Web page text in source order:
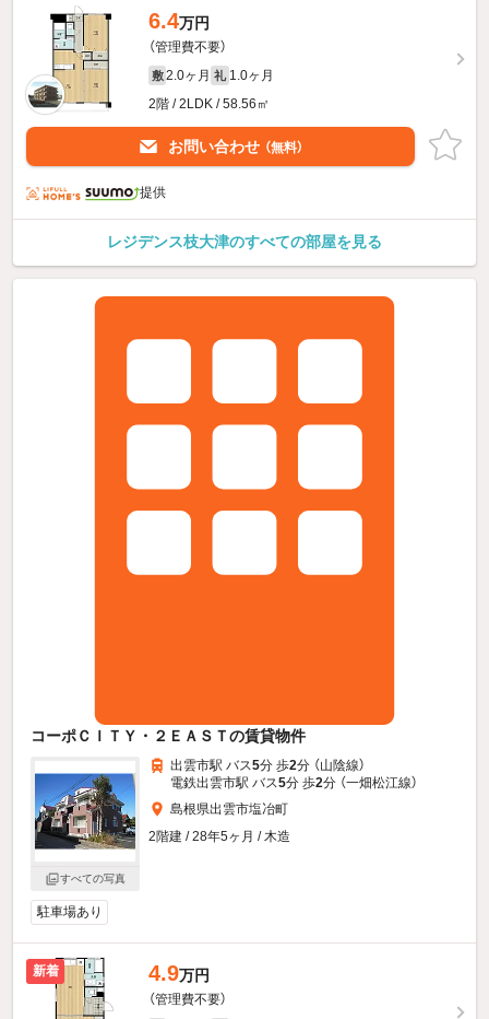
6.4万円
（管理費不要）
敷 2.0ヶ月 礼 1.0ヶ月
2階 / 2LDK / 58.56㎡
お問い合わせ （無料）
提供
レジデンス枝大津のすべての部屋を見る
コーポＣＩＴＹ・２ＥＡＳＴの賃貸物件
すべての写真
出雲市駅 バス5分 歩2分 （山陰線）
電鉄出雲市駅 バス5分 歩2分 （一畑松江線）
島根県出雲市塩冶町
2階建 / 28年5ヶ月 / 木造
駐車場あり
新着 4.9万円
（管理費不要）